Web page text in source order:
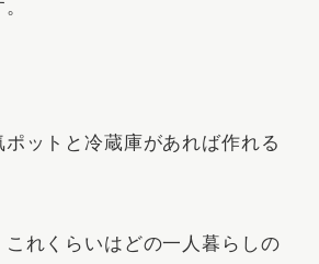
ットと冷蔵庫があれば作れる
れくらいはどの一人暮らしの